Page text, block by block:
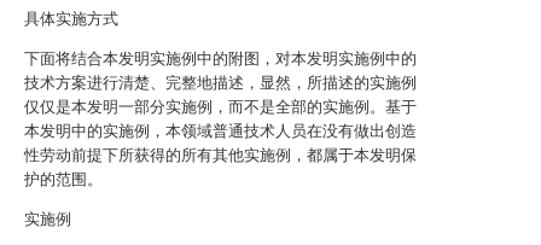
具体实施方式
下面将结合本发明实施例中的附图，对本发明实施例中的
技术方案进行清楚、完整地描述，显然，所描述的实施例
仅仅是本发明一部分实施例，而不是全部的实施例。基于
本发明中的实施例，本领域普通技术人员在没有做出创造
性劳动前提下所获得的所有其他实施例，都属于本发明保
护的范围。
实施例